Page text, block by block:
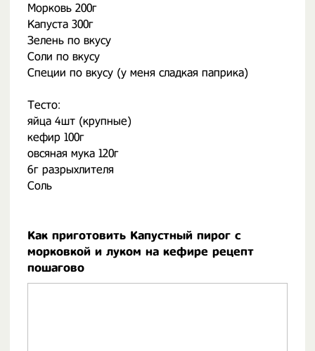
Морковь 200г
Капуста 300г
Зелень по вкусу
Соли по вкусу
Специи по вкусу (у меня сладкая паприка)
Тесто:
яйца 4шт (крупные)
кефир 100г
овсяная мука 120г
6г разрыхлителя
Соль
Как приготовить Капустный пирог с
морковкой и луком на кефире рецепт
пошагово